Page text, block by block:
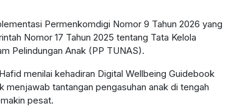
Permenkomdigi Nomor 9 Tahun 2026 yang
Nomor 17 Tahun 2025 tentang Tata Kelola
Pelindungan Anak (PP TUNAS).
menilai kehadiran Digital Wellbeing Guidebook
menjawab tantangan pengasuhan anak di tengah
pesat.